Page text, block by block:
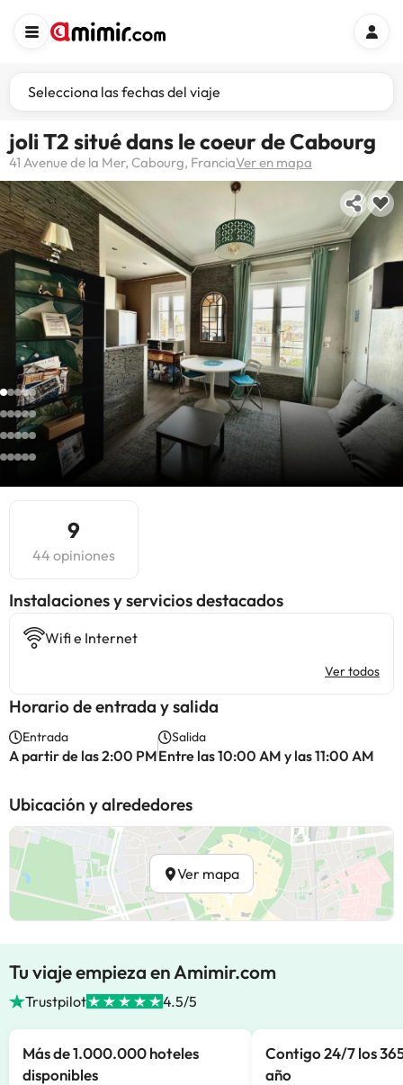
Selecciona las fechas del viaje
joli T2 situé dans le coeur de Cabourg
41 Avenue de la Mer, Cabourg, FranciaVer en mapa
9
44 opiniones
Instalaciones y servicios destacados
Wifi e Internet
Ver todos
Horario de entrada y salida
Entrada
A partir de las 2:00 PM
Salida
Entre las 10:00 AM y las 11:00 AM
Ubicación y alrededores
Ver mapa
Tu viaje empieza en Amimir.com
Trustpilot 4.5/5
Más de 1.000.000 hoteles
disponibles
Contigo 24/7 los
año